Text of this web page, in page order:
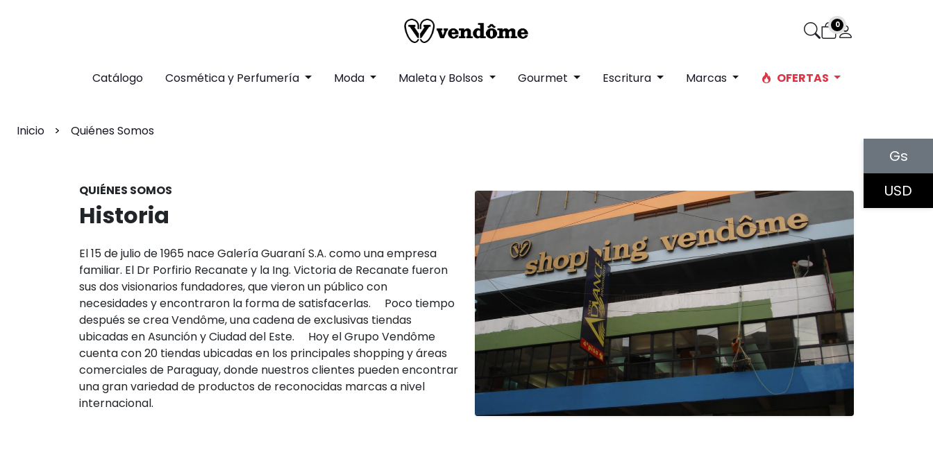
Catálogo Cosmética y Perfumería Moda Maleta y Bolsos Gourmet Escritura Marcas OFERTAS
Inicio Quiénes Somos
QUIÉNES SOMOS
Historia
El 15 de julio de 1965 nace Galería Guaraní S.A. como una empresa
familiar. El Dr Porfirio Recanate y la Ing. Victoria de Recanate fueron
sus dos visionarios fundadores, que vieron un público con
necesidades y encontraron la forma de satisfacerlas. Poco tiempo
después se crea Vendôme, una cadena de exclusivas tiendas
ubicadas en Asunción y Ciudad del Este. Hoy el Grupo Vendôme
cuenta con 20 tiendas ubicadas en los principales shopping y áreas
comerciales de Paraguay, donde nuestros clientes pueden encontrar
una gran variedad de productos de reconocidas marcas a nivel
internacional.
Gs
USD